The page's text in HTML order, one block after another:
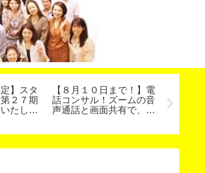
】スタ
２７期
たしま
【８月１０日まで！】電
話コンサル！ズームの音
声通話と画面共有で、集
の設定
ドロイ